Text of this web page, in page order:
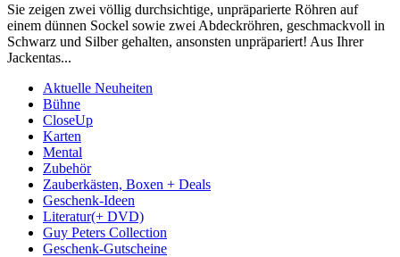
Sie zeigen zwei völlig durchsichtige, unpräparierte Röhren auf
einem dünnen Sockel sowie zwei Abdeckröhren, geschmackvoll in
Schwarz und Silber gehalten, ansonsten unpräpariert! Aus Ihrer
Jackentas...
Aktuelle Neuheiten
Bühne
CloseUp
Karten
Mental
Zubehör
Zauberkästen, Boxen + Deals
Geschenk-Ideen
Literatur(+ DVD)
Guy Peters Collection
Geschenk-Gutscheine